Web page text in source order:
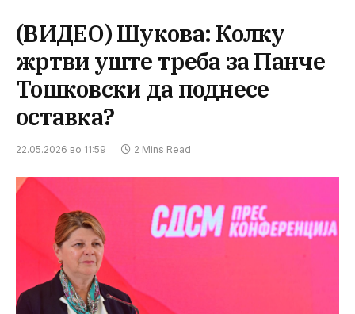
(ВИДЕО) Шукова: Колку
жртви уште треба за Панче
Тошковски да поднесе
оставка?
22.05.2026 во 11:59 2 Mins Read